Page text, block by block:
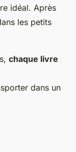
idéal. Après
les petits
chaque livre
dans un